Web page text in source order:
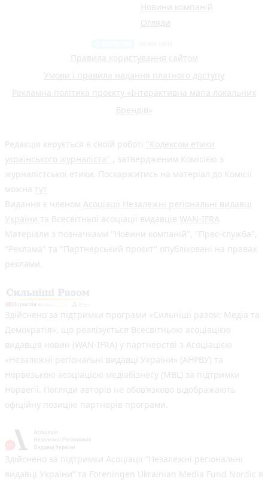
Новини компаній
Огляди
Правила користування сайтом
Умови і правила надання платного доступу
Рекламна політика проєкту «Інтерактивна мапа локальних
брендів»
Редакція керується в своїй роботі "Кодексом етики
українського журналіста" , затвердженим Комісією з
журналістської етики. Поскаржитись на матеріал до Комісії
можна тут
Видання є членом Асоціації Незалежні регіональні видавці
України та Всесвітньої асоціації видавців WAN-IFRA
Матеріали з позначками "Новини компаній", "Прес-служба",
"Реклама" та "Партнерський проєкт" опубліковані на правах
реклами.
Здійснено за підтримки програми «Сильніші разом: Медіа та
Демократія», що реалізується Всесвітньою асоціацією
видавців новин (WAN-IFRA) у партнерстві з Асоціацією
«Незалежні регіональні видавці України» (АНРВУ) та
Норвезькою асоціацією медіабізнесу (MBL) за підтримки
Норвегії. Погляди авторів не обов’язково відображають
офіційну позицію партнерів програми.
Здійснено за підтримки Асоціації “Незалежні регіональні
видавці України” та Foreningen Ukrainian Media Fund Nordic в